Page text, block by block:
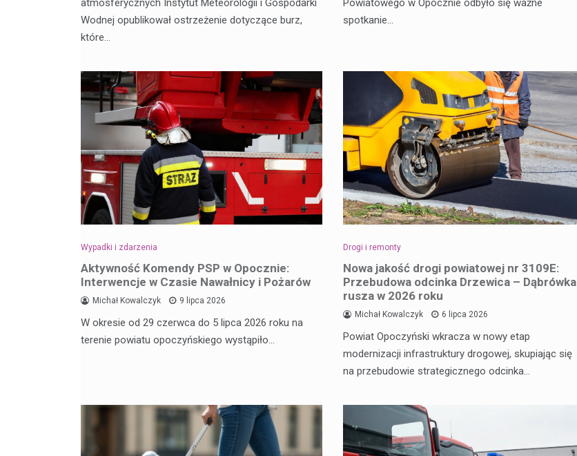
Wodnej opublikował ostrzeżenie dotyczące burz,
które…
spotkanie…
Wypadki i zdarzenia
Aktywność Komendy PSP w Opocznie:
Interwencje w Czasie Nawałnicy i Pożarów
Michał Kowalczyk 9 lipca 2026
W okresie od 29 czerwca do 5 lipca 2026 roku na
terenie powiatu opoczyńskiego wystąpiło…
Drogi i remonty
Nowa jakość drogi powiatowej nr 3109E:
Przebudowa odcinka Drzewica – Dąbrówka
rusza w 2026 roku
Michał Kowalczyk 6 lipca 2026
Powiat Opoczyński wkracza w nowy etap
modernizacji infrastruktury drogowej, skupiając się
na przebudowie strategicznego odcinka…